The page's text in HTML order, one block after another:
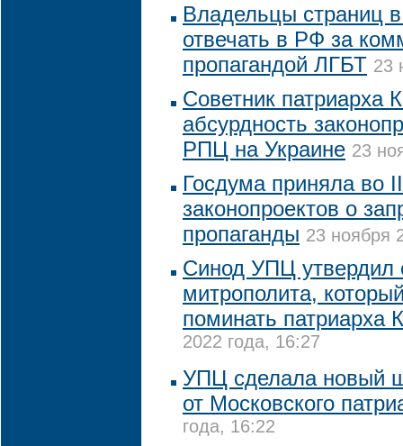
Владельцы страниц
отвечать в РФ за
пропагандой ЛГБТ 23
Советник патриарха
абсурдность
РПЦ на Украине 23
Госдума приняла во
законопроектов о
пропаганды 23 ноября
Синод УПЦ утвердил
митрополита,
поминать патриарха
2022 года, 16:27
УПЦ сделала новый
от Московского
года, 16:22